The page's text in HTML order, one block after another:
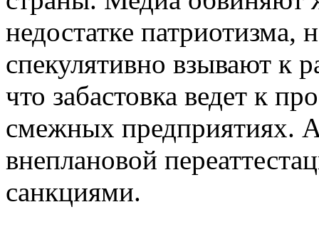
недостатке патриотизма,
спекулятивно взывают к
что забастовка ведет к
смежных предприятиях.
внеплановой
санкциями.